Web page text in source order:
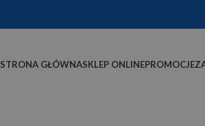
STRONA GŁÓWNASKLEP ONLINEPROMOCJE